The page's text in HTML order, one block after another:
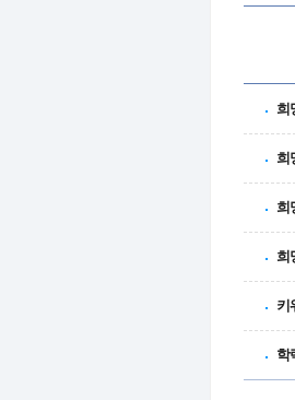
희
희
희
희
키
학